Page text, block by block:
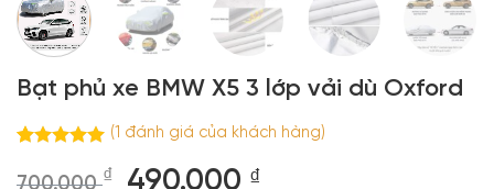
Bạt phủ xe BMW X5 3 lớp vải dù Oxford
dựa trên
(1 đánh giá của khách hàng)
700.000₫
Giá
490.000 ₫Giá